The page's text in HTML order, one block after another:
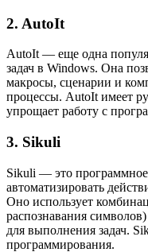
2. AutoIt
AutoIt — еще одна
задач в Windows. Она
макросы, сценарии и
процессы. AutoIt имеет
упрощает работу с
3. Sikuli
Sikuli — это программное
автоматизировать
Оно использует
распознавания
для выполнения задач.
программирования.